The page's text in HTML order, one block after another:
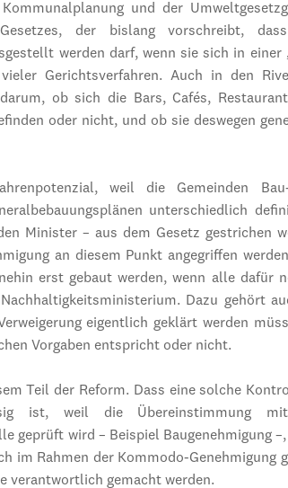
und der
der bislang vorschreibt,
werden darf, wenn sie sich in einer
Gerichtsverfahren. Auch in den
ob sich die Bars, Cafés,
oder nicht, und ob sie deswegen
weil die Gemeinden
unterschiedlich
Minister – aus dem Gesetz gestrichen
an diesem Punkt angegriffen
erst gebaut werden, wenn alle dafür
Dazu gehört
eigentlich geklärt werden
Vorgaben entspricht oder nicht.
Teil der Reform. Dass eine solche
ist, weil die Übereinstimmung
geprüft wird – Beispiel Baugenehmigung
im Rahmen der Kommodo-Genehmigung
verantwortlich gemacht werden.